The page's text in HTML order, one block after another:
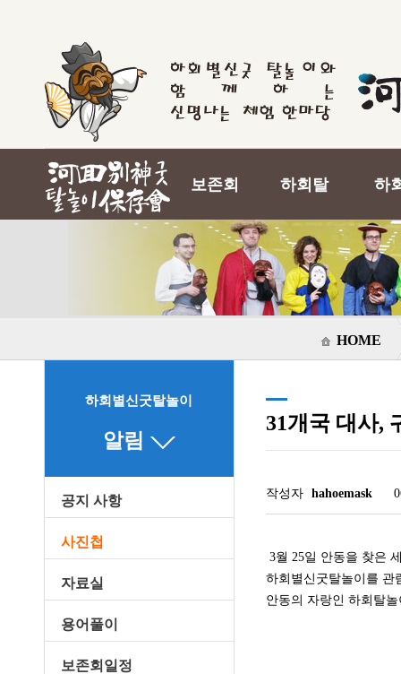
보존회 하회탈 하
HOME
하회별신굿탈놀이
알림
공지 사항
사진첩
자료실
용어풀이
보존회일정
31개국 대사,
작성자 hahoemask
3월 25일 안동을 찾은
하회별신굿탈놀이를 관
안동의 자랑인 하회탈